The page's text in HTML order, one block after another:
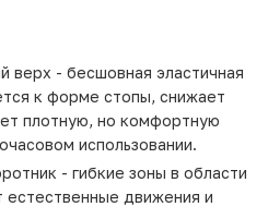
верх - бесшовная эластичная
к форме стопы, снижает
плотную, но комфортную
использовании.
- гибкие зоны в области
движения и